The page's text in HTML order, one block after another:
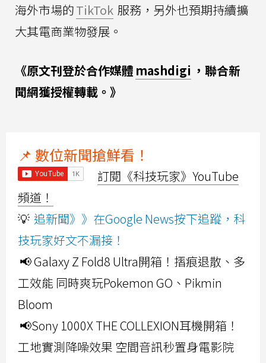
海外市場的TikTok 服務，另外也預期持續擴
大其電商業物發展。
《原文刊登於合作媒體 mashdigi ，聯合新
聞網獲授權轉載。》
📌 數位新聞搶鮮看！
訂閱《科技玩家》YouTube
頻道！
💡 追新聞》》在Google News按下追蹤，科
技玩家好文不漏接！
📢 Galaxy Z Fold8 Ultra開箱！摺痕退散、多
工效能 同時爽玩Pokemon GO、Pikmin
Bloom
📢Sony 1000X THE COLLEXION耳機開箱！
工地實測降噪效果 空間音訊秒置身電影院